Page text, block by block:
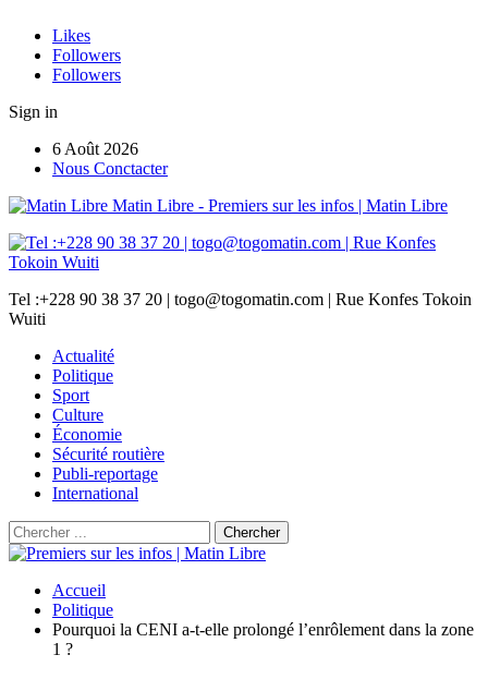
Likes
Followers
Followers
Sign in
6 Août 2026
Nous Conctacter
Matin Libre - Premiers sur les infos | Matin Libre
Tel :+228 90 38 37 20 | togo@togomatin.com | Rue Konfes Tokoin
Wuiti
Actualité
Politique
Sport
Culture
Économie
Sécurité routière
Publi-reportage
International
Accueil
Politique
Pourquoi la CENI a-t-elle prolongé l’enrôlement dans la zone
1 ?